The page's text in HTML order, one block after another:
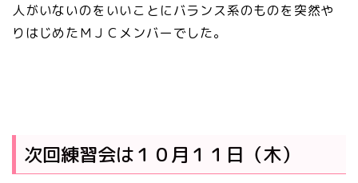
人がいないのをいいことにバランス系のものを突然や
りはじめたＭＪＣメンバーでした。
次回練習会は１０月１１日（木）